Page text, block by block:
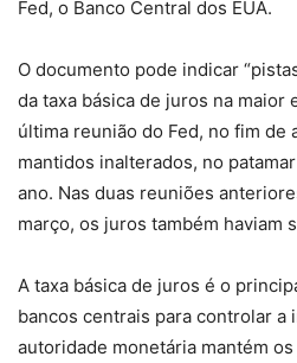
Fed, o Banco Central dos EUA.
O documento pode indicar
da taxa básica de juros na maior
última reunião do Fed, no fim de
mantidos inalterados, no
ano. Nas duas reuniões
março, os juros também haviam
A taxa básica de juros é o
bancos centrais para controlar a
autoridade monetária mantém